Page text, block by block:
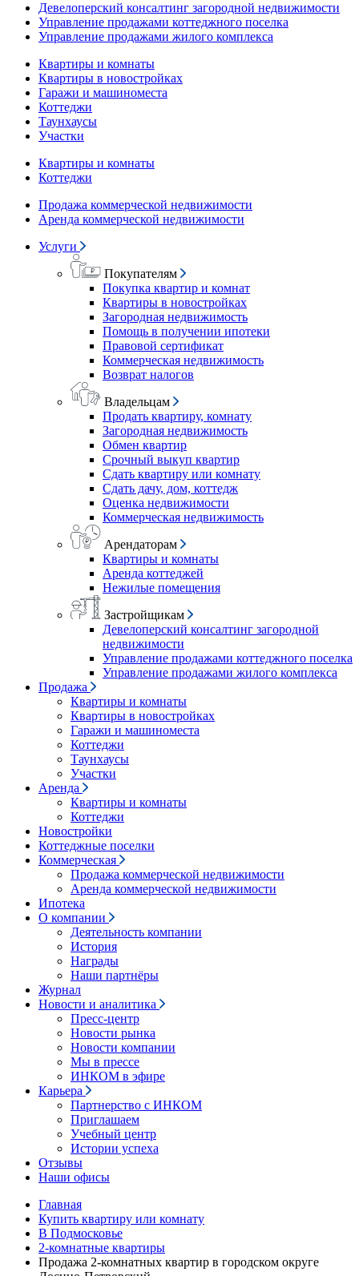
Девелоперский консалтинг загородной недвижимости
Управление продажами коттеджного поселка
Управление продажами жилого комплекса
Квартиры и комнаты
Квартиры в новостройках
Гаражи и машиноместа
Коттеджи
Таунхаусы
Участки
Квартиры и комнаты
Коттеджи
Продажа коммерческой недвижимости
Аренда коммерческой недвижимости
Услуги
Покупателям
Покупка квартир и комнат
Квартиры в новостройках
Загородная недвижимость
Помощь в получении ипотеки
Правовой сертификат
Коммерческая недвижимость
Возврат налогов
Владельцам
Продать квартиру, комнату
Загородная недвижимость
Обмен квартир
Срочный выкуп квартир
Сдать квартиру или комнату
Сдать дачу, дом, коттедж
Оценка недвижимости
Коммерческая недвижимость
Арендаторам
Квартиры и комнаты
Аренда коттеджей
Нежилые помещения
Застройщикам
Девелоперский консалтинг загородной
недвижимости
Управление продажами коттеджного поселка
Управление продажами жилого комплекса
Продажа
Квартиры и комнаты
Квартиры в новостройках
Гаражи и машиноместа
Коттеджи
Таунхаусы
Участки
Аренда
Квартиры и комнаты
Коттеджи
Новостройки
Коттеджные поселки
Коммерческая
Продажа коммерческой недвижимости
Аренда коммерческой недвижимости
Ипотека
О компании
Деятельность компании
История
Награды
Наши партнёры
Журнал
Новости и аналитика
Пресс-центр
Новости рынка
Новости компании
Мы в прессе
ИНКОМ в эфире
Карьера
Партнерство с ИНКОМ
Приглашаем
Учебный центр
Истории успеха
Отзывы
Наши офисы
Главная
Купить квартиру или комнату
В Подмосковье
2-комнатные квартиры
Продажа 2-комнатных квартир в городском округе